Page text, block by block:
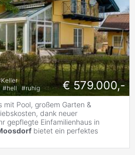
Keller
#hell #ruhig € 579.000,-
mit Pool, großem Garten &
dank neuer
gepflegte Einfamilienhaus in
bietet ein perfektes